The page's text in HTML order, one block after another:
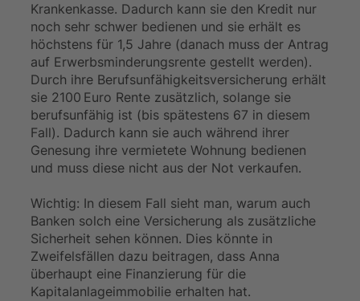
Krankenkasse. Dadurch kann sie den Kredit nur
noch sehr schwer bedienen und sie erhält es
höchstens für 1,5 Jahre (danach muss der Antrag
auf Erwerbsminderungsrente gestellt werden).
Durch ihre Berufsunfähigkeitsversicherung erhält
sie 2100 Euro Rente zusätzlich, solange sie
berufsunfähig ist (bis spätestens 67 in diesem
Fall). Dadurch kann sie auch während ihrer
Genesung ihre vermietete Wohnung bedienen
und muss diese nicht aus der Not verkaufen.
Wichtig: In diesem Fall sieht man, warum auch
Banken solch eine Versicherung als zusätzliche
Sicherheit sehen können. Dies könnte in
Zweifelsfällen dazu beitragen, dass Anna
überhaupt eine Finanzierung für die
Kapitalanlageimmobilie erhalten hat.